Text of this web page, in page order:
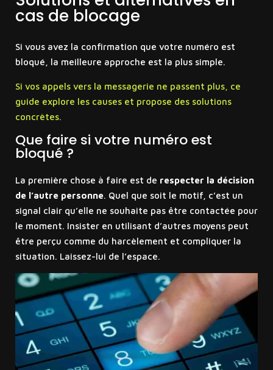
cas de blocage
Si vous avez la confirmation que votre numéro est
bloqué, la meilleure approche est la plus simple.
Si vos appels vers la messagerie ne passent plus, ce
guide explore les causes et propose des solutions
concrètes.
Que faire si votre numéro est
bloqué ?
La première chose à faire est de respecter la décision
de l’autre personne. Quel que soit le motif, c’est un
signal clair qu’elle ne souhaite pas être contactée pour
le moment. Insister en utilisant d’autres moyens peut
être perçu comme du harcèlement et compliquer la
situation. Laissez-lui de l’espace.